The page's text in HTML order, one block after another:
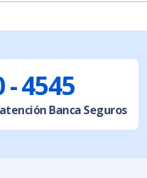
- 4545
Banca Seguros